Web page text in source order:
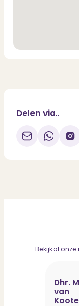
Delen via..
Bekijk al onze
Dhr.
van